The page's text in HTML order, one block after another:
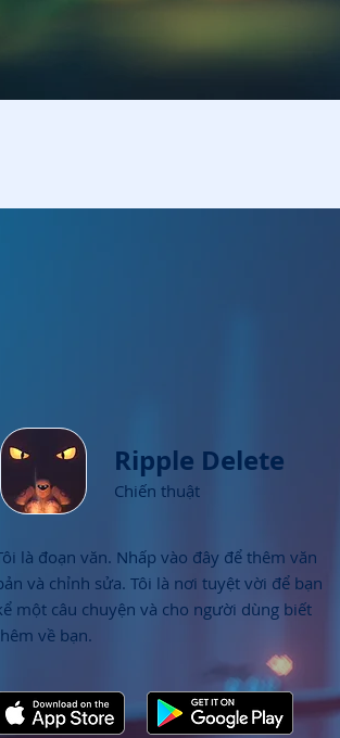
Ripple Delete
Chiến thuật
là đoạn văn. Nhấp vào đây để thêm văn
và chỉnh sửa. Tôi là nơi tuyệt vời để bạn
một câu chuyện và cho người dùng biết
về bạn.